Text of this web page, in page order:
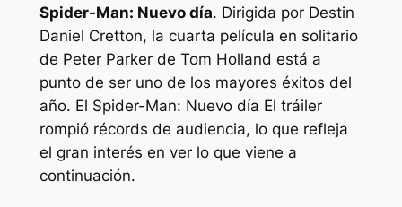
Spider-Man: Nuevo día. Dirigida por Destin
Daniel Cretton, la cuarta película en solitario
de Peter Parker de Tom Holland está a
punto de ser uno de los mayores éxitos del
año. El Spider-Man: Nuevo día El tráiler
rompió récords de audiencia, lo que refleja
el gran interés en ver lo que viene a
continuación.